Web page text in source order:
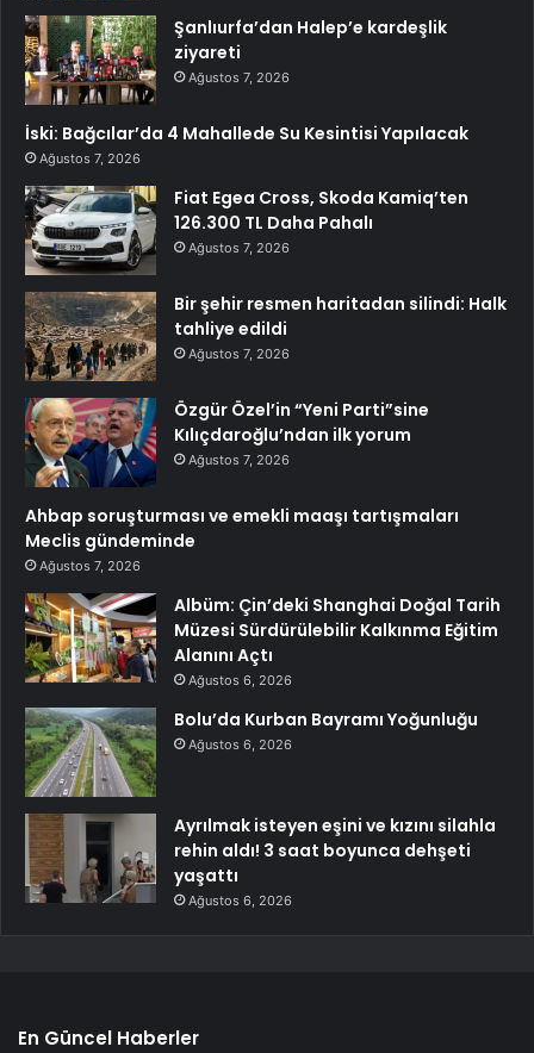
Şanlıurfa’dan Halep’e kardeşlik
ziyareti
Ağustos 7, 2026
İski: Bağcılar’da 4 Mahallede Su Kesintisi Yapılacak
Ağustos 7, 2026
Fiat Egea Cross, Skoda Kamiq’ten
126.300 TL Daha Pahalı
Ağustos 7, 2026
Bir şehir resmen haritadan silindi: Halk
tahliye edildi
Ağustos 7, 2026
Özgür Özel’in “Yeni Parti”sine
Kılıçdaroğlu’ndan ilk yorum
Ağustos 7, 2026
Ahbap soruşturması ve emekli maaşı tartışmaları
Meclis gündeminde
Ağustos 7, 2026
Albüm: Çin’deki Shanghai Doğal Tarih
Müzesi Sürdürülebilir Kalkınma Eğitim
Alanını Açtı
Ağustos 6, 2026
Bolu’da Kurban Bayramı Yoğunluğu
Ağustos 6, 2026
Ayrılmak isteyen eşini ve kızını silahla
rehin aldı! 3 saat boyunca dehşeti
yaşattı
Ağustos 6, 2026
En Güncel Haberler